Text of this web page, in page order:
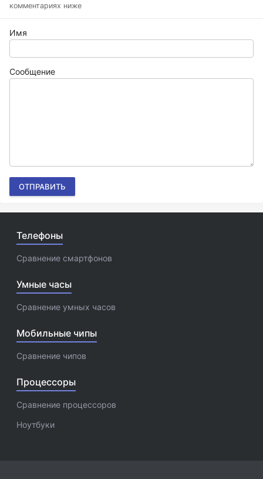
комментариях ниже
Имя
Сообщение
ОТПРАВИТЬ
Телефоны
Сравнение смартфонов
Умные часы
Сравнение умных часов
Мобильные чипы
Сравнение чипов
Процессоры
Сравнение процессоров
Ноутбуки